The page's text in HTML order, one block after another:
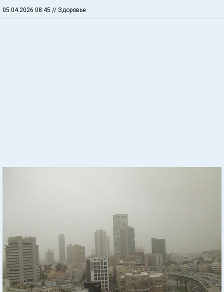
05.04.2026 08:45 // Здоровье